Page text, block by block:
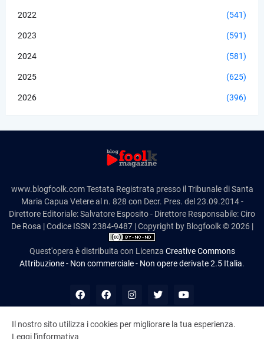
2022 (541)
2023 (591)
2024 (581)
2025 (625)
2026 (396)
www.blogfoolk.com Testata Registrata presso il Tribunale di Santa
Maria Capua Vetere al n. 828 con Decr. Pres. del 23.09.2014 -
Direttore Editoriale: Salvatore Esposito - Direttore Responsabile: Ciro
De Rosa | Codice ISSN 2384-9487 | Copyright by Blogfoolk © 2026 |
Quest'opera è distribuita con Licenza Creative Commons
Attribuzione - Non commerciale - Non opere derivate 2.5 Italia.
Il nostro sito utilizza i cookies per migliorare la tua esperienza.
Leggi l'informativa